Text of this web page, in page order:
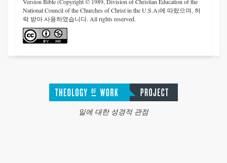
National Council of the Churches of Christ in the U.S.A)에 따랐으며, 허
락 받아 사용하였습니다. All rights reserved.
일에 대한 성경적 관점